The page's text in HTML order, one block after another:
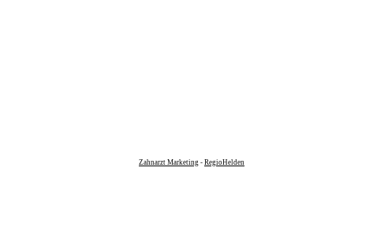
Zahnarzt Marketing - RegioHelden